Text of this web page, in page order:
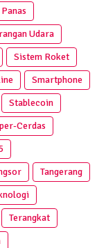
Udara
Sistem Roket
Smartphone
Stablecoin
Cerdas
Tangerang
Terangkat